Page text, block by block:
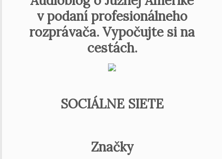
v podaní profesionálneho
rozprávača. Vypočujte si na
cestách.
SOCIÁLNE SIETE
Značky